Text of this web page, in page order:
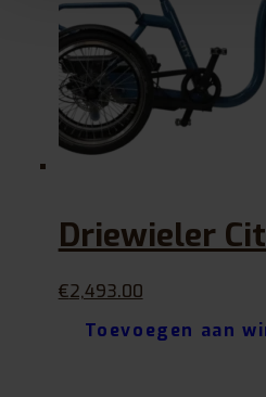
Driewieler
€2,493.00
Toevoegen aan